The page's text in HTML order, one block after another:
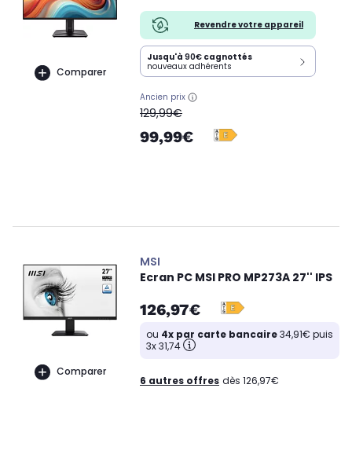
Comparer
Revendre votre appareil
Jusqu'à 90€ cagnottés
nouveaux adhérents
Ancien prix
oldPrice
129,99€
99,99€
Comparer
MSI
Ecran PC MSI PRO MP273A 27'' IPS
126,97€
ou 4x par carte bancaire34,91€ puis
3x 31,74
6 autres offres dès 126,97€